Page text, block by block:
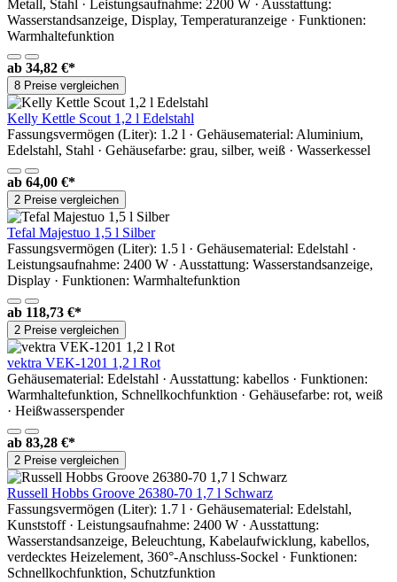
Metall, Stahl · Leistungsaufnahme: 2200 W · Ausstattung:
Wasserstandsanzeige, Display, Temperaturanzeige · Funktionen:
Warmhaltefunktion
ab 34,82 €*
8 Preise vergleichen
Kelly Kettle Scout 1,2 l Edelstahl
Fassungsvermögen (Liter): 1.2 l · Gehäusematerial: Aluminium,
Edelstahl, Stahl · Gehäusefarbe: grau, silber, weiß · Wasserkessel
ab 64,00 €*
2 Preise vergleichen
Tefal Majestuo 1,5 l Silber
Fassungsvermögen (Liter): 1.5 l · Gehäusematerial: Edelstahl ·
Leistungsaufnahme: 2400 W · Ausstattung: Wasserstandsanzeige,
Display · Funktionen: Warmhaltefunktion
ab 118,73 €*
2 Preise vergleichen
vektra VEK-1201 1,2 l Rot
Gehäusematerial: Edelstahl · Ausstattung: kabellos · Funktionen:
Warmhaltefunktion, Schnellkochfunktion · Gehäusefarbe: rot, weiß
· Heißwasserspender
ab 83,28 €*
2 Preise vergleichen
Russell Hobbs Groove 26380-70 1,7 l Schwarz
Fassungsvermögen (Liter): 1.7 l · Gehäusematerial: Edelstahl,
Kunststoff · Leistungsaufnahme: 2400 W · Ausstattung:
Wasserstandsanzeige, Beleuchtung, Kabelaufwicklung, kabellos,
verdecktes Heizelement, 360°-Anschluss-Sockel · Funktionen:
Schnellkochfunktion, Schutzfunktion